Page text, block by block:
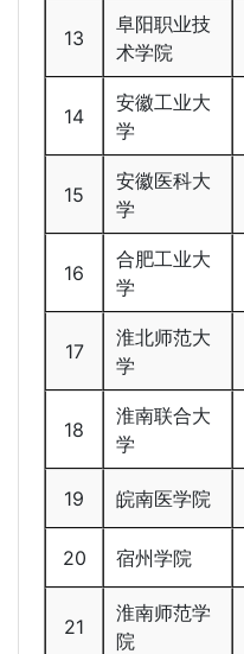
13
阜阳职业技
术学院
14
安徽工业大
学
15
安徽医科大
学
16
合肥工业大
学
17
淮北师范大
学
18
淮南联合大
学
19 皖南医学院
20 宿州学院
21
淮南师范学
院